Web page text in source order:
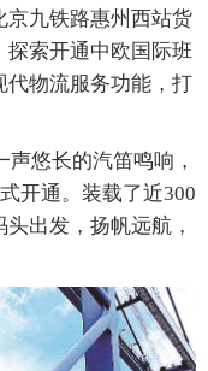
京九铁路惠州西站货
探索开通中欧国际班
代物流服务功能，打
悠长的汽笛鸣响，
开通。装载了近300
出发，扬帆远航，